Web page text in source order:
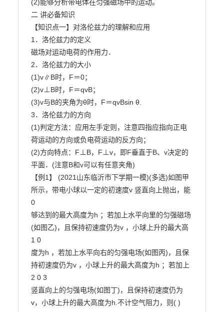
(2)能够分析带电体在匀强磁场中的运动。
二 讲必备知识
【知识点一】对洛伦兹力的理解和应用
1．洛伦兹力的定义
磁场对运动电荷的作用力．
2．洛伦兹力的大小
(1)v∥B时，F＝0；
(2)v⊥B时，F＝qvB；
(3)v与B的夹角为θ时，F＝qvBsin θ.
3．洛伦兹力的方向
(1)判定方法：应用左手定则，注意四指应指向正电
荷运动的方向或负电荷运动的反方向；
(2)方向特点：F⊥B，F⊥v，即F垂直于B、v决定的
平面．(注意B和v可以有任意夹角)
【例1】 (2021山东临沂市下学期一模)(多选)如图甲
所示，带电小球以一定的初速度v 竖直向上抛出，能
0
够达到的最大高度为h ；若加上水平向里的匀强磁场
(如图乙)，且保持初速度仍为v ，小球上升的最大高
1 0
度为h ，若加上水平向右的匀强电场(如图丙)，且保
持初速度仍为v ，小球上升的最大高度为h ；若加上
2 0 3
竖直向上的匀强电场(如图丁)，且保持初速度仍为
v，小球上升的最大高度为h.不计空气阻力，则( )